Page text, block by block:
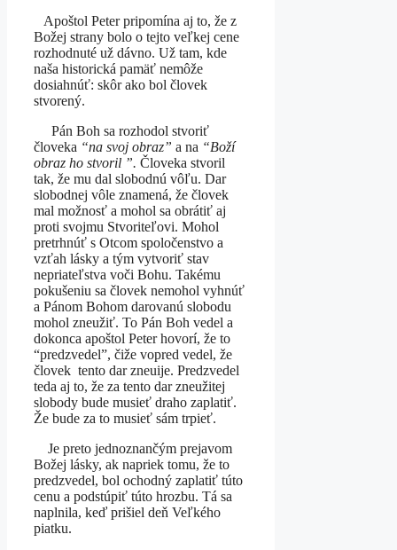
Apoštol Peter pripomína aj to, že z
Božej strany bolo o tejto veľkej cene
rozhodnuté už dávno. Už tam, kde
naša historická pamäť nemôže
dosiahnúť: skôr ako bol človek
stvorený.
Pán Boh sa rozhodol stvoriť
človeka “na svoj obraz” a na “Boží
obraz ho stvoril ”. Človeka stvoril
tak, že mu dal slobodnú vôľu. Dar
slobodnej vôle znamená, že človek
mal možnosť a mohol sa obrátiť aj
proti svojmu Stvoriteľovi. Mohol
pretrhnúť s Otcom spoločenstvo a
vzťah lásky a tým vytvoriť stav
nepriateľstva voči Bohu. Takému
pokušeniu sa človek nemohol vyhnúť
a Pánom Bohom darovanú slobodu
mohol zneužiť. To Pán Boh vedel a
dokonca apoštol Peter hovorí, že to
“predzvedel”, čiže vopred vedel, že
človek tento dar zneuije. Predzvedel
teda aj to, že za tento dar zneužitej
slobody bude musieť draho zaplatiť.
Že bude za to musieť sám trpieť.
Je preto jednoznančým prejavom
Božej lásky, ak napriek tomu, že to
predzvedel, bol ochodný zaplatiť túto
cenu a podstúpiť túto hrozbu. Tá sa
naplnila, keď prišiel deň Veľkého
piatku.